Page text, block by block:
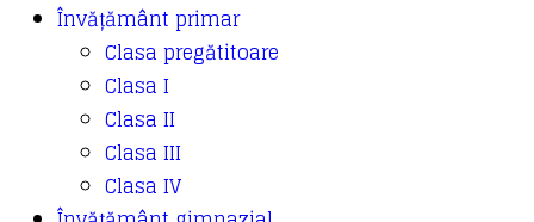
Învățământ primar
Clasa pregătitoare
Clasa I
Clasa II
Clasa III
Clasa IV